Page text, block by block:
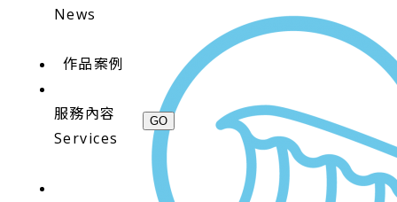
News
作品案例
服務內容
Services